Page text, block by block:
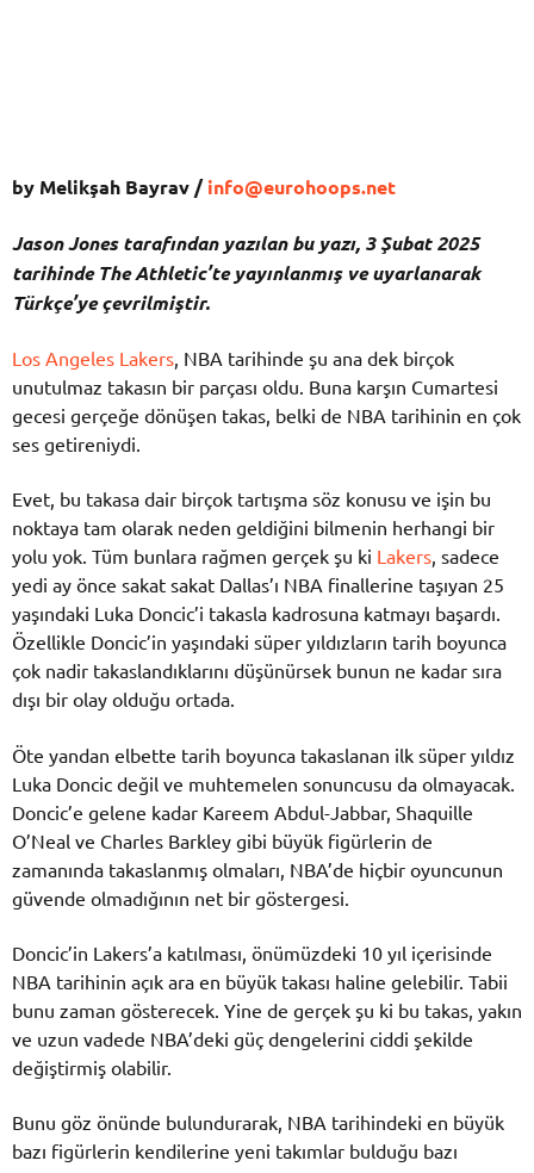
by Melikşah Bayrav /info@eurohoops.net
Jason Jones tarafından yazılan bu yazı, 3 Şubat 2025
tarihinde The Athletic’teyayınlanmış ve uyarlanarak
Türkçe’ye çevrilmiştir.
Los Angeles Lakers, NBA tarihinde şu ana dek birçok
unutulmaz takasın bir parçası oldu. Buna karşın Cumartesi
gecesi gerçeğe dönüşen takas, belki de NBA tarihinin en çok
ses getireniydi.
Evet, bu takasa dair birçok tartışma söz konusu ve işin bu
noktaya tam olarak neden geldiğini bilmenin herhangi bir
yolu yok. Tüm bunlara rağmen gerçek şu ki Lakers, sadece
yedi ay önce sakat sakat Dallas’ı NBA finallerine taşıyan 25
yaşındaki Luka Doncic’i takasla kadrosuna katmayı başardı.
Özellikle Doncic’in yaşındaki süper yıldızların tarih boyunca
çok nadir takaslandıklarını düşünürsek bunun ne kadar sıra
dışı bir olay olduğu ortada.
Öte yandan elbette tarih boyunca takaslanan ilk süper yıldız
Luka Doncic değil ve muhtemelen sonuncusu da olmayacak.
Doncic’e gelene kadar Kareem Abdul-Jabbar, Shaquille
O’Neal ve Charles Barkley gibi büyük figürlerin de
zamanında takaslanmış olmaları, NBA’de hiçbir oyuncunun
güvende olmadığının net bir göstergesi.
Doncic’in Lakers’a katılması, önümüzdeki 10 yıl içerisinde
NBA tarihinin açık ara en büyük takası haline gelebilir. Tabii
bunu zaman gösterecek. Yine de gerçek şu ki bu takas, yakın
ve uzun vadede NBA’deki güç dengelerini ciddi şekilde
değiştirmiş olabilir.
Bunu göz önünde bulundurarak, NBA tarihindeki en büyük
bazı figürlerin kendilerine yeni takımlar bulduğu bazı